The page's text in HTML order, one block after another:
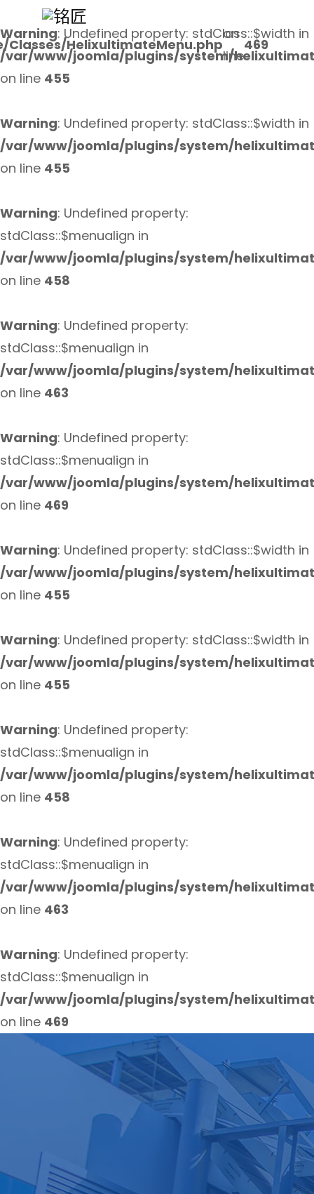
HelixultimateMenu.php
on
line
469
Warning: Undefined property: stdClass::$width in
/var/www/joomla/plugins/system/
on line 455
Warning: Undefined property: stdClass::$width in
/var/www/joomla/plugins/system/
on line 455
Warning: Undefined property:
stdClass::$menualign in
/var/www/joomla/plugins/system/
on line 458
Warning: Undefined property:
stdClass::$menualign in
/var/www/joomla/plugins/system/
on line 463
Warning: Undefined property:
stdClass::$menualign in
/var/www/joomla/plugins/system/
on line 469
Warning: Undefined property: stdClass::$width in
/var/www/joomla/plugins/system/
on line 455
Warning: Undefined property: stdClass::$width in
/var/www/joomla/plugins/system/
on line 455
Warning: Undefined property:
stdClass::$menualign in
/var/www/joomla/plugins/system/
on line 458
Warning: Undefined property:
stdClass::$menualign in
/var/www/joomla/plugins/system/
on line 463
Warning: Undefined property:
stdClass::$menualign in
/var/www/joomla/plugins/system/
on line 469